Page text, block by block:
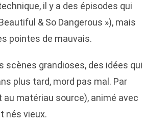
il y a des épisodes qui
& So Dangerous »), mais
pointes de mauvais.
scènes grandioses, des idées qui
plus tard, mord pas mal. Par
matériau source), animé avec
nés vieux.